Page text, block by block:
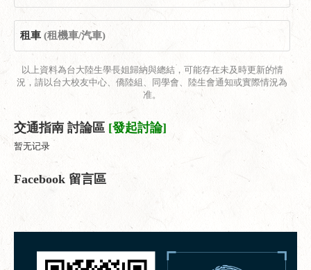
租車 (租機車/汽車)
以上資料為台大陸生學長姐歸納與總結，可能存在未及時更新的情
況，請以台大校友中心、僑陸組、同學會、陸生會通知或實際情況為
准。
交通指南 討論區 [發起討論]
暂无记录
Facebook 留言區